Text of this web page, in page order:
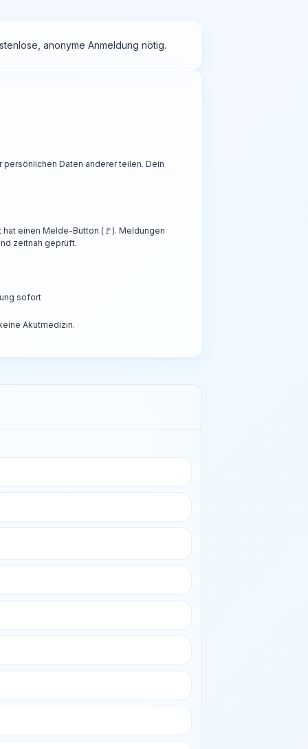
anonyme Anmeldung nötig.
Daten anderer teilen. Dein
einen Melde-Button (🚩). Meldungen
zeitnah geprüft.
sofort
Akutmedizin.